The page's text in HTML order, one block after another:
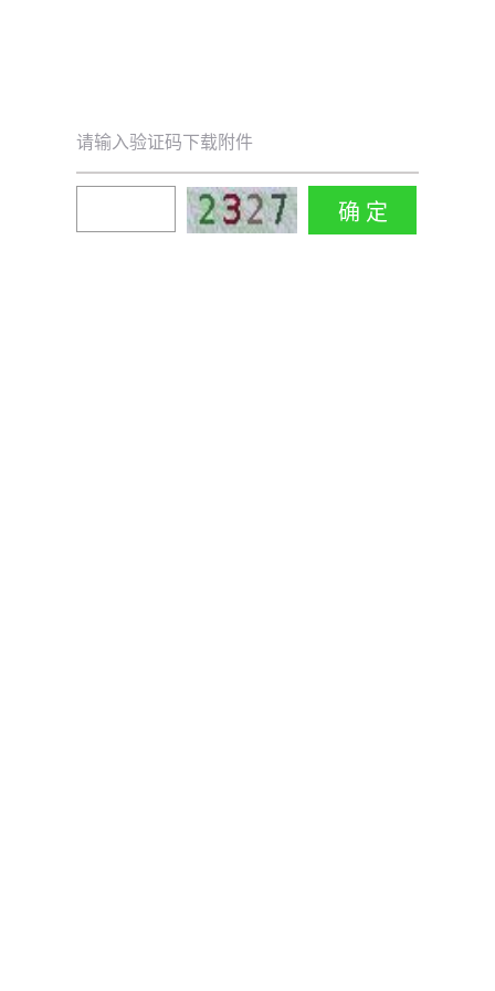
请输入验证码下载附件